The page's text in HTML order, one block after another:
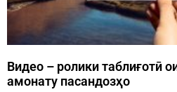
Видео – ролики таблиғотӣ
амонату пасандозҳо